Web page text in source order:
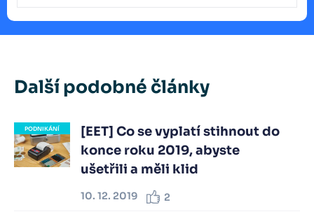
Další podobné články
PODNIKÁNÍ
[EET] Co se vyplatí stihnout do
konce roku 2019, abyste
ušetřili a měli klid
10. 12. 2019 2